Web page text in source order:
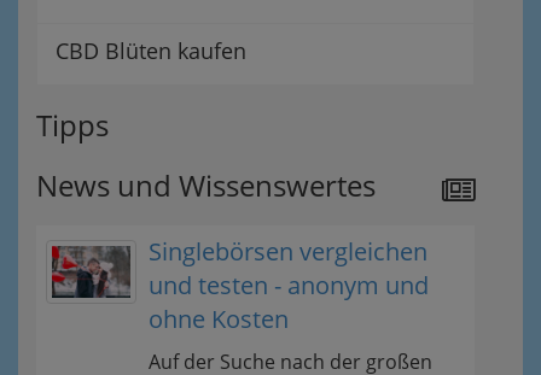
CBD Blüten kaufen
Tipps
News und Wissenswertes
Singlebörsen vergleichen
und testen - anonym und
ohne Kosten
Auf der Suche nach der großen